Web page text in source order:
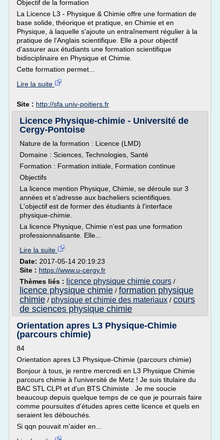
Objectif de la formation
La Licence L3 - Physique & Chimie offre une formation de
base solide, théorique et pratique, en Chimie et en
Physique, à laquelle s'ajoute un entraînement régulier à la
pratique de l'Anglais scientifique. Elle a pour objectif
d'assurer aux étudiants une formation scientifique
bidisciplinaire en Physique et Chimie.
Cette formation permet...
Lire la suite
Site : http://sfa.univ-poitiers.fr
Licence Physique-chimie - Université de
Cergy-Pontoise
Nature de la formation : Licence (LMD)
Domaine : Sciences, Technologies, Santé
Formation : Formation initiale, Formation continue
Objectifs
La licence mention Physique, Chimie, se déroule sur 3
années et s'adresse aux bacheliers scientifiques.
L'objectif est de former des étudiants à l'interface
physique-chimie.
La licence Physique, Chimie n'est pas une formation
professionnalisante. Elle...
Lire la suite
Date: 2017-05-14 20:19:23
Site : https://www.u-cergy.fr
Thèmes liés :
licence physique chimie cours /
licence physique chimie / formation physique
chimie / physique et chimie des materiaux / cours
de sciences physique chimie
Orientation apres L3 Physique-Chimie
(parcours chimie)
84
Orientation apres L3 Physique-Chimie (parcours chimie)
Bonjour à tous, je rentre mercredi en L3 Physique Chimie
parcours chimie à l'université de Metz ! Je suis titulaire du
BAC STL CLPI et d'un BTS Chimiste . Je me soucie
beaucoup depuis quelque temps de ce que je pourrais faire
comme poursuites d'études apres cette licence et quels en
seraient les débouchés.
Si qqn pouvait m'aider en...